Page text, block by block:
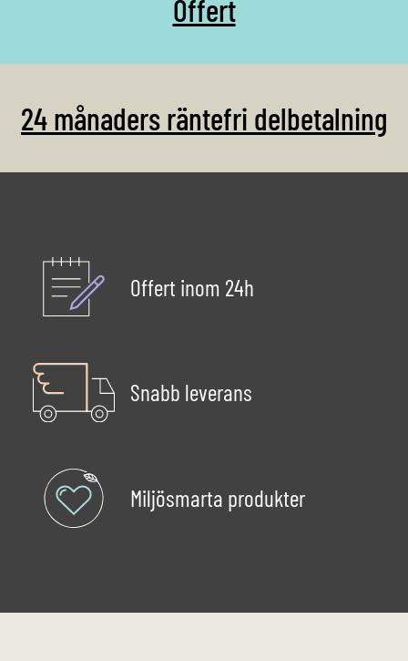
Offert
24 månaders räntefri delbetalning
Offert inom 24h
Snabb leverans
Miljösmarta produkter